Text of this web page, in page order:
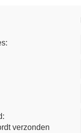
verzonden